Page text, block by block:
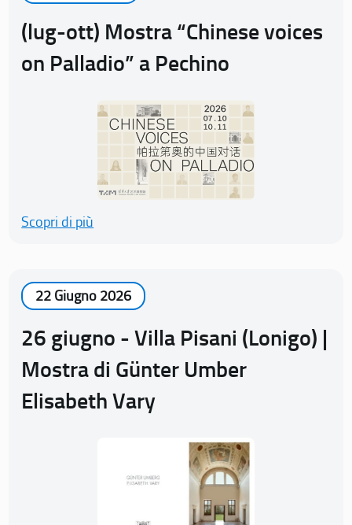
(lug-ott) Mostra “Chinese voices
on Palladio” a Pechino
Scopri di più
22 Giugno 2026
26 giugno - Villa Pisani (Lonigo) |
Mostra di Günter Umber
Elisabeth Vary